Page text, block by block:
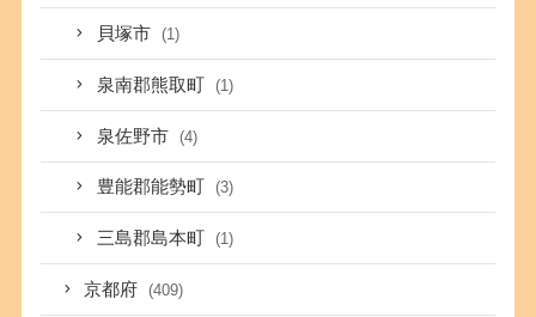
貝塚市 (1)
泉南郡熊取町 (1)
泉佐野市 (4)
豊能郡能勢町 (3)
三島郡島本町 (1)
京都府 (409)